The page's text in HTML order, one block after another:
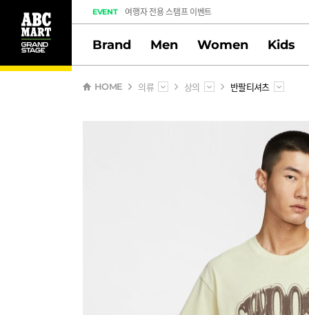
EVENT
여행자 전용 스탬프 이벤트
멤버십 스탬프 활동 만족도 조사 당첨자 안내
Brand Men Women Kids
HOME 의류 상의 반팔티셔츠